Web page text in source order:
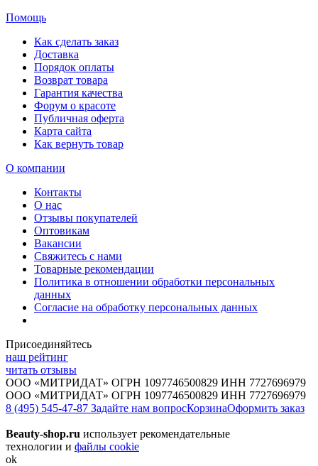
Помощь
Как сделать заказ
Доставка
Порядок оплаты
Возврат товара
Гарантия качества
Форум о красоте
Публичная оферта
Карта сайта
Как вернуть товар
О компании
Контакты
О нас
Отзывы покупателей
Оптовикам
Вакансии
Свяжитесь с нами
Товарные рекомендации
Политика в отношении обработки персональных
данных
Согласие на обработку персональных данных
Присоединяйтесь
наш рейтинг
читать отзывы
ООО «МИТРИДАТ» ОГРН 1097746500829 ИНН 7727696979
ООО «МИТРИДАТ» ОГРН 1097746500829 ИНН 7727696979
8 (495) 545-47-87 Задайте нам вопросКорзинаОформить заказ
Beauty-shop.ru использует рекомендательные
технологии и файлы cookie
ok